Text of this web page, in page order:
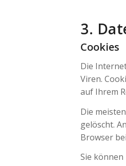
3.
Cookies
Die
Viren.
auf Ihrem
Die
gelöscht.
Browser
Sie